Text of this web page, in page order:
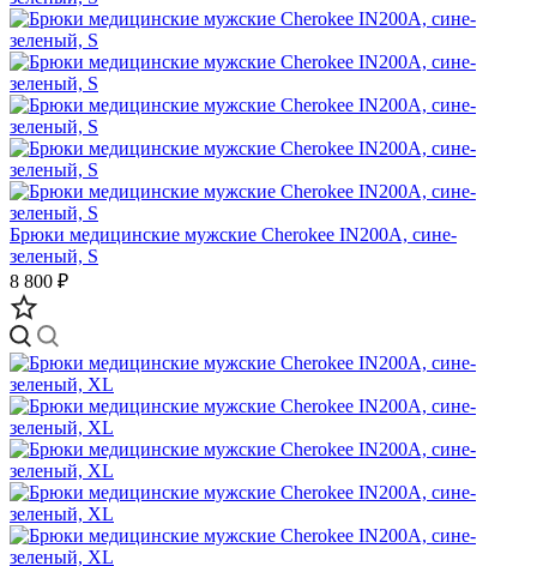
Брюки медицинские мужские Cherokee IN200A, сине-
зеленый, S
8 800 ₽